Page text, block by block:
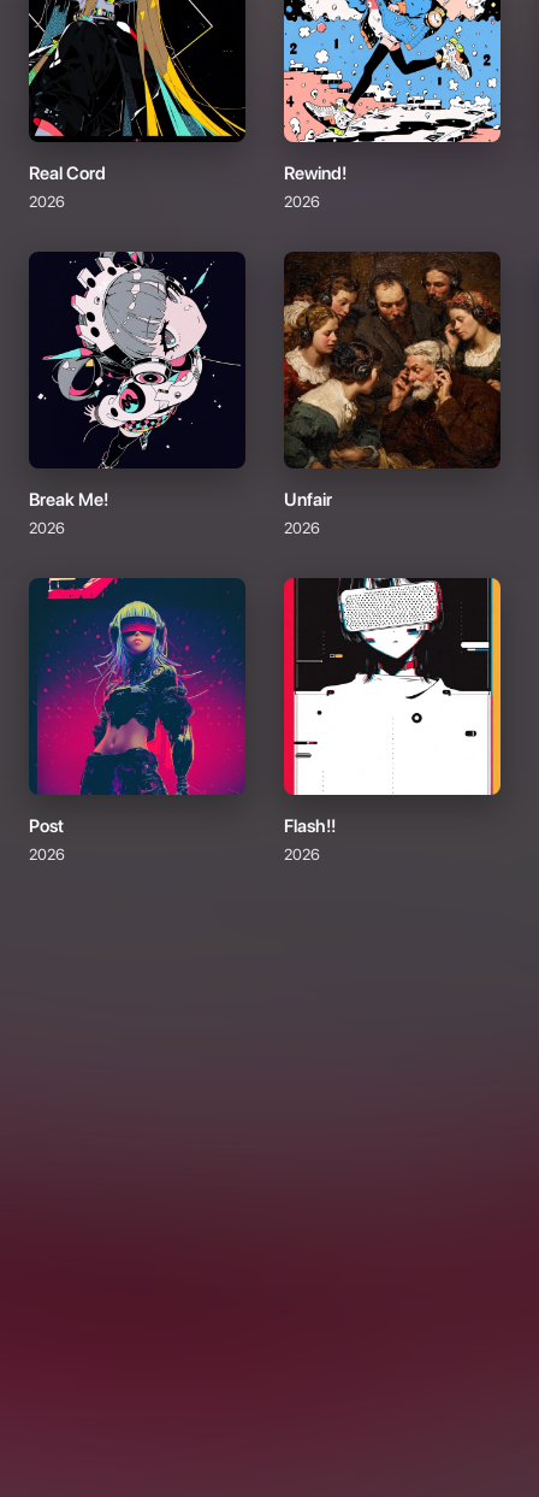
Real Cord
2026
Rewind!
2026
Break Me!
2026
Unfair
2026
Post
2026
Flash!!
2026